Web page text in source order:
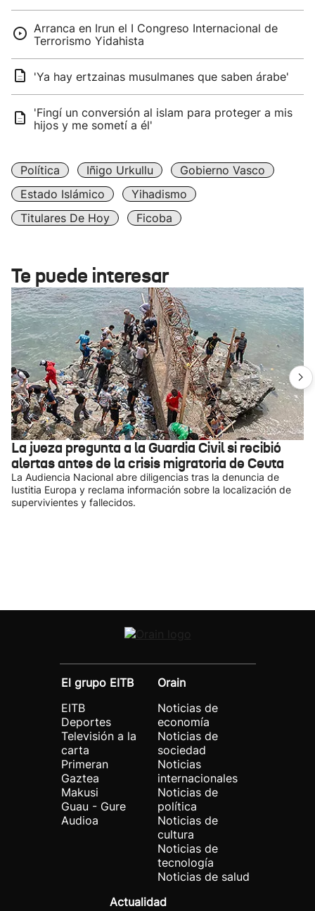
Arranca en Irun el I Congreso Internacional de
Terrorismo Yidahista
'Ya hay ertzainas musulmanes que saben árabe'
'Fingí un conversión al islam para proteger a mis
hijos y me sometí a él'
Política Iñigo Urkullu
Gobierno Vasco
Estado Islámico
Yihadismo
Titulares De Hoy
Ficoba
Te puede interesar
La jueza pregunta a la Guardia Civil si recibió
alertas antes de la crisis migratoria de Ceuta
La Audiencia Nacional abre diligencias tras la denuncia de
Iustitia Europa y reclama información sobre la localización de
supervivientes y fallecidos.
El grupo EITB
EITB
Deportes
Televisión a la
carta
Primeran
Gaztea
Makusi
Guau - Gure
Audioa
Orain
Noticias de
economía
Noticias de
sociedad
Noticias
internacionales
Noticias de
política
Noticias de
cultura
Noticias de
tecnología
Noticias de salud
Actualidad